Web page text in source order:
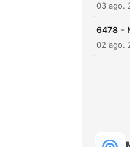
03 ago.
6478 -
02 ago.